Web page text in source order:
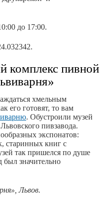
до 17:00.
комплекс пивной
хмельным
его готовят, то вам
. Обустроили музей
пивзавода.
экспонатов:
старинных книг с
так пришелся по душе
был значительно
Львов.